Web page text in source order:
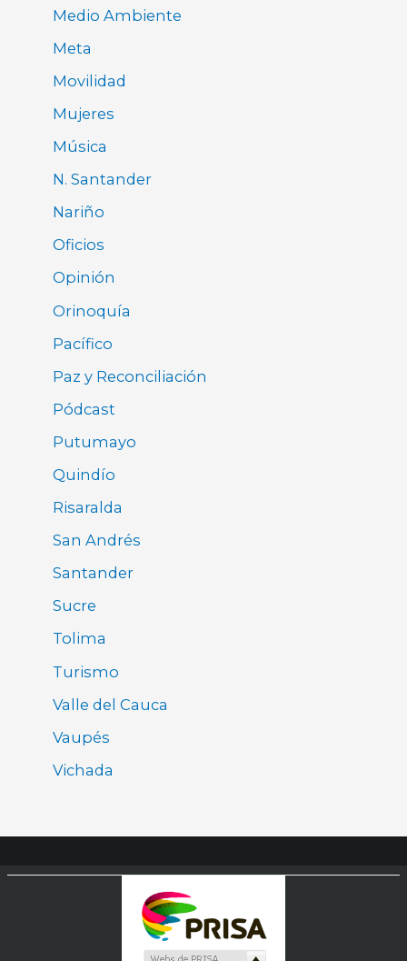
Medio Ambiente
Meta
Movilidad
Mujeres
Música
N. Santander
Nariño
Oficios
Opinión
Orinoquía
Pacífico
Paz y Reconciliación
Pódcast
Putumayo
Quindío
Risaralda
San Andrés
Santander
Sucre
Tolima
Turismo
Valle del Cauca
Vaupés
Vichada